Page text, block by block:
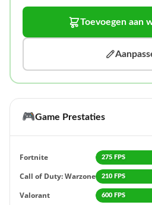
Toevoegen aan
🎮Game Prestaties
Fortnite 275 FPS
Call of Duty: Warzone 210 FPS
Valorant 600 FPS